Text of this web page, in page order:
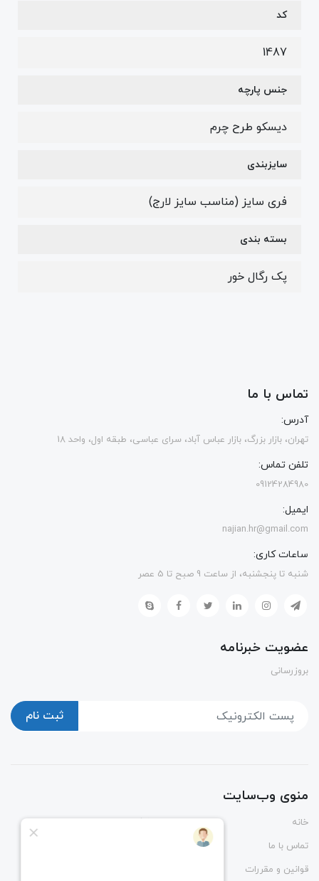
کد
1487
جنس پارچه
دیسکو طرح چرم
سایزبندی
فری سایز (مناسب سایز لارج)
بسته بندی
پک رگال خور
تماس با ما
آدرس:
تهران، بازار بزرگ، بازار عباس آباد، سرای عباسی، طبقه اول، واحد 18
تلفن تماس:
09124284980
ایمیل:
najian.hr@gmail.com
ساعات کاری:
شنبه تا پنجشنبه، از ساعت 9 صبح تا 5 عصر
عضویت خبرنامه
بروزرسانی
ثبت نام
منوی وب‌سایت
خانه
پوشاک
تماس با ما
قوانین و مقررات